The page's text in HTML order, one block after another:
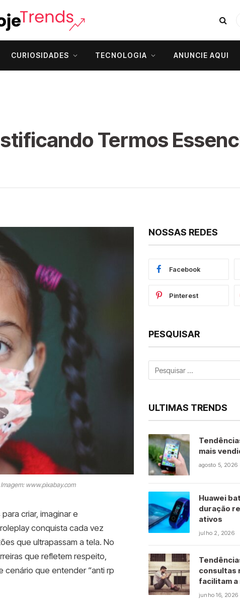
CURIOSIDADES TECNOLOGIA ANUNCIE AQUI
Termos
www.pixabay.com
criar, imaginar e
conquista cada vez
que ultrapassam a tela. No
que refletem respeito,
que entender “anti rp
NOSSAS REDES
Facebook
Pinterest
PESQUISAR
ULTIMAS TRENDS
mais
agosto 5, 2026
Huawei
duração
ativos
julho 2, 2026
consultas
facilitam
junho 16, 2026